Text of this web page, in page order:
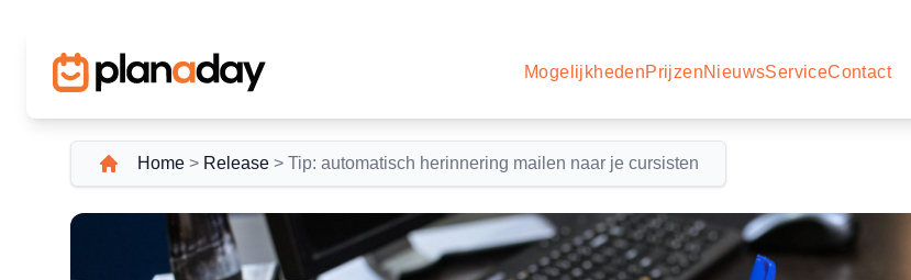
MogelijkhedenPrijzenNieuwsServiceContact
Home > Release > Tip: automatisch herinnering mailen naar je cursisten